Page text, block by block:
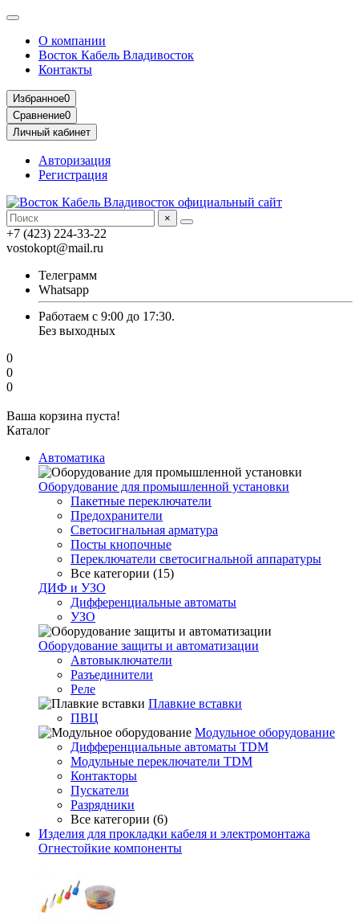
О компании
Восток Кабель Владивосток
Контакты
Избранное0
Сравнение0
Личный кабинет
Авторизация
Регистрация
×
+7 (423) 224-33-22
vostokopt@mail.ru
Телеграмм
Whatsapp
Работаем с 9:00 до 17:30.
Без выходных
0
0
0
Ваша корзина пуста!
Каталог
Автоматика
Оборудование для промышленной установки
Пакетные переключатели
Предохранители
Светосигнальная арматура
Посты кнопочные
Переключатели светосигнальной аппаратуры
Все категории (15)
ДИФ и УЗО
Дифференциальные автоматы
УЗО
Оборудование защиты и автоматизации
Автовыключатели
Разъединители
Реле
Плавкие вставки
ПВЦ
Модульное оборудование
Дифференциальные автоматы TDM
Модульные переключатели TDM
Контакторы
Пускатели
Разрядники
Все категории (6)
Изделия для прокладки кабеля и электромонтажа
Огнестойкие компоненты